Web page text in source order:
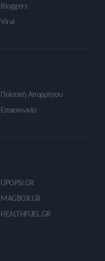
Bloggers
Viral
Πολιτική Απορρήτου
Επικοινωνία
UPOPSI.GR
MAGBOX.GR
HEALTHFUEL.GR